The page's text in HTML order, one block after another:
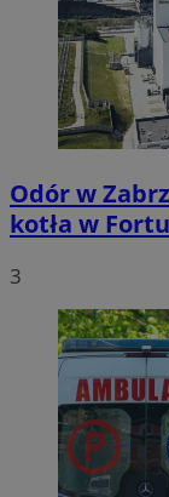
Odór w
kotła w
3